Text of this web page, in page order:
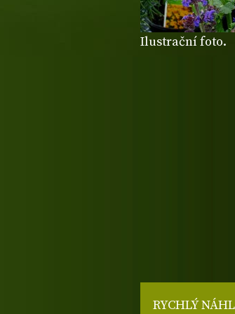
Ilustrační foto.
RYCHLÝ